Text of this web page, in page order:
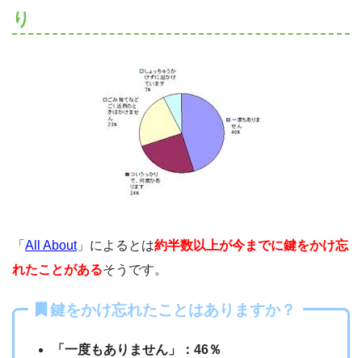
り
「 All About」によるとは約半数以上が今までに鍵をかけ忘
れたことがあるそうです。
鍵をかけ忘れたことはありますか？
「一度もありません」：46％